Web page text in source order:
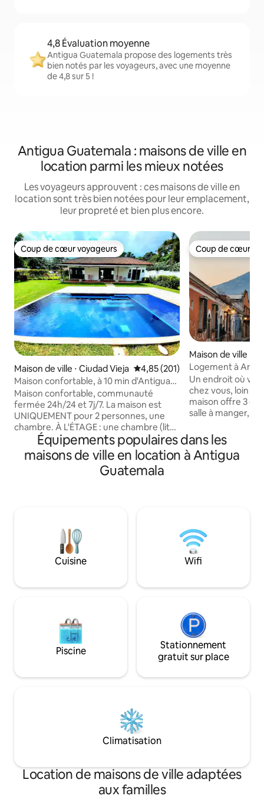
4,8 Évaluation moyenne
Antigua Guatemala propose des logements très
bien notés par les voyageurs, avec une moyenne
de 4,8 sur 5 !
Antigua Guatemala : maisons de ville en
location parmi les mieux notées
Les voyageurs approuvent : ces maisons de ville en
location sont très bien notées pour leur emplacement,
leur propreté et bien plus encore.
Coup de cœur voyageurs
Coup de cœur voyageurs
Maison de ville ⋅ Ciudad Vieja Évaluation moyenne sur la
4,85 (201)
Maison confortable, à 10 min d'Antigua
G, 2 voyageurs, 1 chambre
Maison confortable, communauté
fermée 24h/24 et 7j/7. La maison est
UNIQUEMENT pour 2 personnes, une
chambre. À L'ÉTAGE : une chambre (lit
complet) avec TV et accès à Netflix
(avec votre propre mot de passe), une
salle de bain complète et un balcon avec
vue sur le volcan, un petit couloir (coin
équipée (apportez vos aliments).
PARTAGE uniquement : « Club House » :
gril, piscine, (heures : 8h-19h) à environ
3 pâtés de maisons de la maison de ville.
Coup de cœur
Coup de cœur
Maison de ville ⋅
a
Logement à
Un endroit où
chez vous, loin
maison offre 3
salle à manger,
parking. La
centre-ville
Prenez le temps
d'Antigua et
plats et desserts
Équipements populaires dans les
maisons de ville en location à Antigua
Guatemala
Cuisine Wifi
Piscine
Stationnement
gratuit sur place
Climatisation
Location de maisons de ville adaptées
aux familles